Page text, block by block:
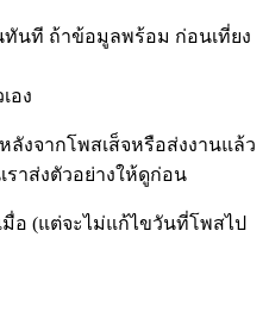
ทันที ถ้าข้อมูลพร้อม ก่อนเที่ยง
เอง
ลังจากโพสเส็จหรือส่งงานแล้ว
าส่งตัวอย่างให้ดูก่อน
อ (แต่จะไม่แก้ไขวันที่โพสไป